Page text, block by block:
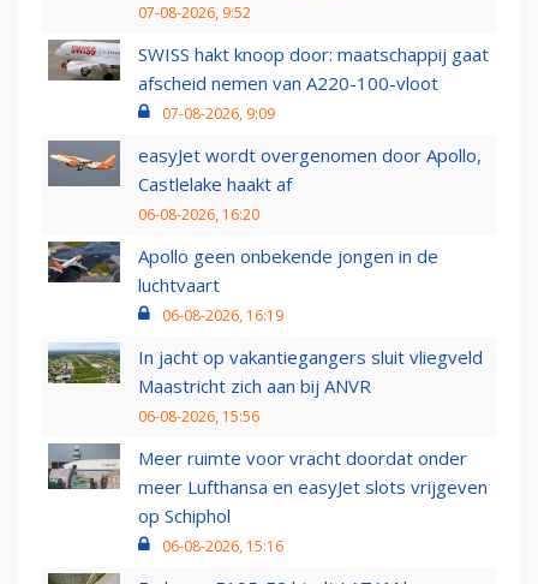
07-08-2026, 9:52
SWISS hakt knoop door: maatschappij gaat
afscheid nemen van A220-100-vloot
07-08-2026, 9:09
easyJet wordt overgenomen door Apollo,
Castlelake haakt af
06-08-2026, 16:20
Apollo geen onbekende jongen in de
luchtvaart
06-08-2026, 16:19
In jacht op vakantiegangers sluit vliegveld
Maastricht zich aan bij ANVR
06-08-2026, 15:56
Meer ruimte voor vracht doordat onder
meer Lufthansa en easyJet slots vrijgeven
op Schiphol
06-08-2026, 15:16